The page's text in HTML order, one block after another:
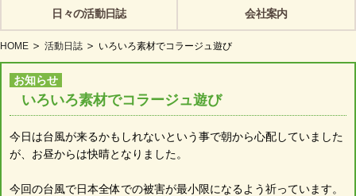
日々の活動日誌 会社案内
HOME 活動日誌 いろいろ素材でコラージュ遊び
お知らせ
いろいろ素材でコラージュ遊び
今日は台風が来るかもしれないという事で朝から心配していました
が、お昼からは快晴となりました。
今回の台風で日本全体での被害が最小限になるよう祈っています。